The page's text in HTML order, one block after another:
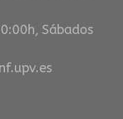
Sábados